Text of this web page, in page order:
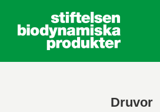
innehållet
Druvor